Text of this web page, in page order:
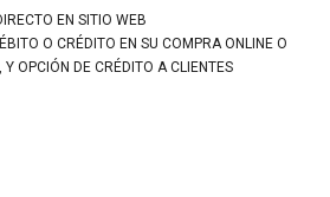
EN SITIO WEB
O CRÉDITO EN SU COMPRA ONLINE O
OPCIÓN DE CRÉDITO A CLIENTES